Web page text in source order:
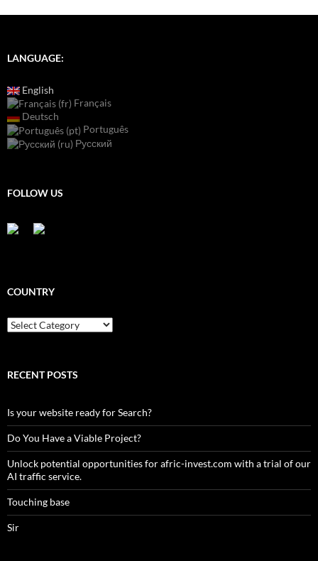
LANGUAGE:
English
Français
Deutsch
Português
Русский
FOLLOW US
COUNTRY
Country
RECENT POSTS
Is your website ready for Search?
Do You Have a Viable Project?
Unlock potential opportunities for afric-invest.com with a trial of our
AI traffic service.
Touching base
Sir